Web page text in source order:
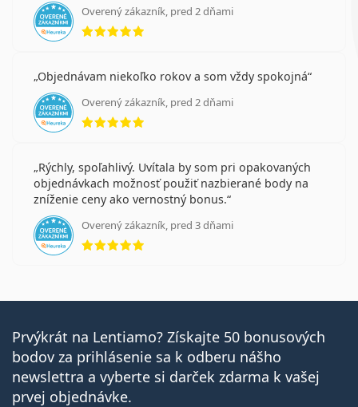
Overený zákazník, pred 2 dňami
hodnotenie 5 z 5
Objednávam niekoľko rokov a som vždy spokojná
Overený zákazník, pred 2 dňami
hodnotenie 5 z 5
Rýchly, spoľahlivý. Uvítala by som pri opakovaných
objednávkach možnosť použiť nazbierané body na
zníženie ceny ako vernostný bonus.
Overený zákazník, pred 3 dňami
hodnotenie 5 z 5
Prvýkrát na Lentiamo? Získajte 50 bonusových
bodov za prihlásenie sa k odberu nášho
newslettra a vyberte si darček zdarma k vašej
prvej objednávke.